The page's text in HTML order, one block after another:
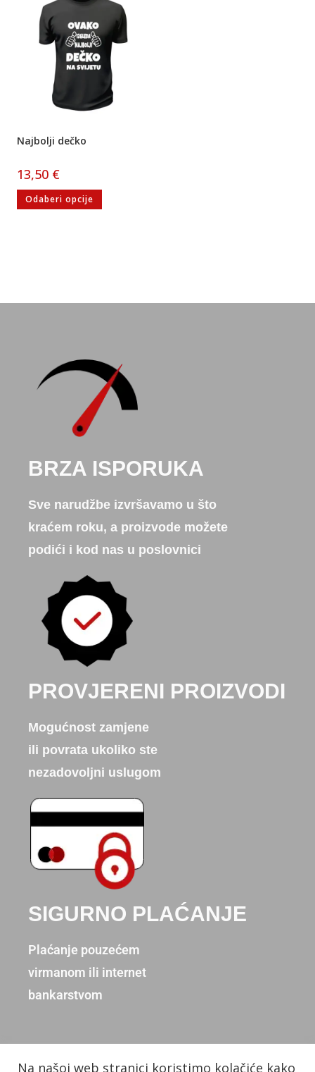
Najbolji dečko
13,50 €
Odaberi opcije
BRZA ISPORUKA
Sve narudžbe izvršavamo u što
kraćem roku, a proizvode možete
podići i kod nas u poslovnici
PROVJERENI PROIZVODI
Mogućnost zamjene
ili povrata ukoliko ste
nezadovoljni uslugom
SIGURNO PLAĆANJE
Plaćanje pouzećem
virmanom ili internet
bankarstvom
Na našoj web stranici koristimo kolačiće kako